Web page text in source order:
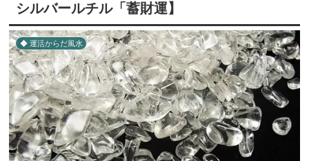
シルバールチル「蓄財運】
◆ 運活からだ風水